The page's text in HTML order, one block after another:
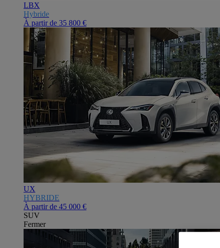
LBX
Hybride
À partir de 35 800 €
UX
HYBRIDE
À partir de 45 000 €
SUV
Fermer